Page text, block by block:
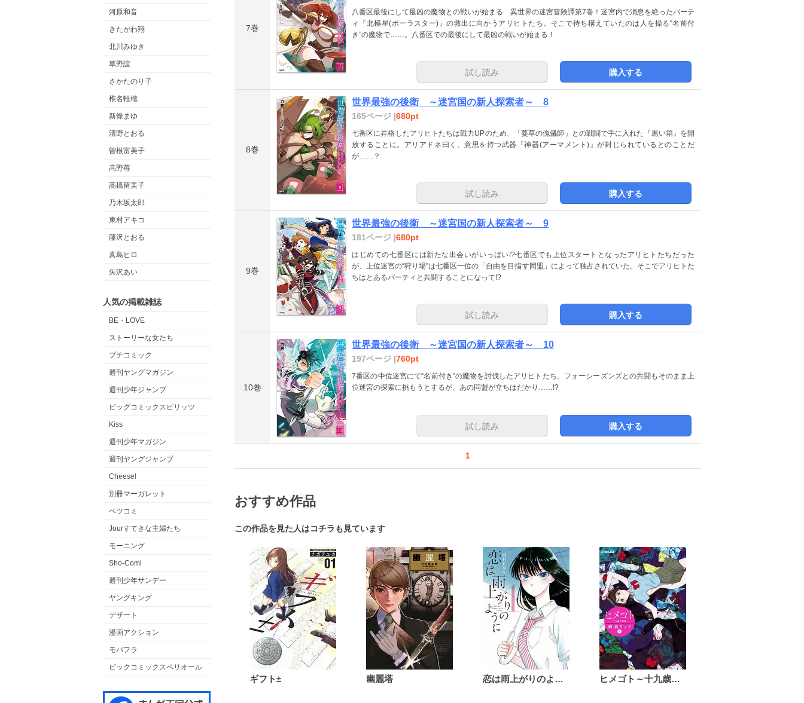
河原和音
きたがわ翔
北川みゆき
草野誼
さかたのり子
椎名軽穂
新條まゆ
清野とおる
曽根富美子
高野苺
高橋留美子
乃木坂太郎
東村アキコ
藤沢とおる
真島ヒロ
矢沢あい
人気の掲載雑誌
BE・LOVE
ストーリーな女たち
プチコミック
週刊ヤングマガジン
週刊少年ジャンプ
ビッグコミックスピリッツ
Kiss
週刊少年マガジン
週刊ヤングジャンプ
Cheese!
別冊マーガレット
ベツコミ
Jourすてきな主婦たち
モーニング
Sho-Comi
週刊少年サンデー
ヤングキング
デザート
漫画アクション
モバフラ
ビックコミックスペリオール
7巻
八番区最後にして最凶の魔物との戦いが始まる 異世界の迷宮冒険譚第7巻！迷宮内で消息を絶ったパーテ
ィ『北極星(ポーラスター)』の救出に向かうアリヒトたち。そこで待ち構えていたのは人を操る“名前付
き”の魔物で……。八番区での最後にして最凶の戦いが始まる！
試し読み 購入する
8巻
世界最強の後衛 ～迷宮国の新人探索者～ 8
165ページ |680pt
七番区に昇格したアリヒトたちは戦力UPのため、「蔓草の傀儡師」との戦闘で手に入れた『黒い箱』を開
放することに。アリアドネ曰く、意思を持つ武器『神器(アーマメント)』が封じられているとのことだ
が……？
試し読み 購入する
9巻
世界最強の後衛 ～迷宮国の新人探索者～ 9
181ページ |680pt
はじめての七番区には新たな出会いがいっぱい!?七番区でも上位スタートとなったアリヒトたちだった
が、上位迷宮の“狩り場”は七番区一位の「自由を目指す同盟」によって独占されていた。そこでアリヒトた
ちはとあるパーティと共闘することになって!?
試し読み 購入する
10巻
世界最強の後衛 ～迷宮国の新人探索者～ 10
197ページ |760pt
7番区の中位迷宮にて“名前付き”の魔物を討伐したアリヒトたち。フォーシーズンズとの共闘もそのまま上
位迷宮の探索に挑もうとするが、あの同盟が立ちはだかり……!?
試し読み 購入する
1
おすすめ作品
この作品を見た人はコチラも見ています
ギフト± 幽麗塔 恋は雨上がりのように ヒメゴト～十九歳の制服～